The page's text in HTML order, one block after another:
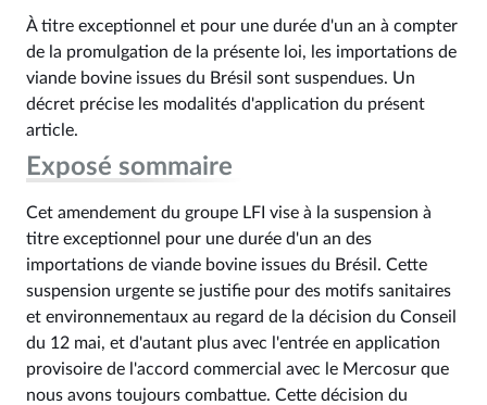
À titre exceptionnel et pour une durée d'un an à compter
de la promulgation de la présente loi, les importations de
viande bovine issues du Brésil sont suspendues. Un
décret précise les modalités d'application du présent
article.
Exposé sommaire
Cet amendement du groupe LFI vise à la suspension à
titre exceptionnel pour une durée d'un an des
importations de viande bovine issues du Brésil. Cette
suspension urgente se justifie pour des motifs sanitaires
et environnementaux au regard de la décision du Conseil
du 12 mai, et d'autant plus avec l'entrée en application
provisoire de l'accord commercial avec le Mercosur que
nous avons toujours combattue. Cette décision du